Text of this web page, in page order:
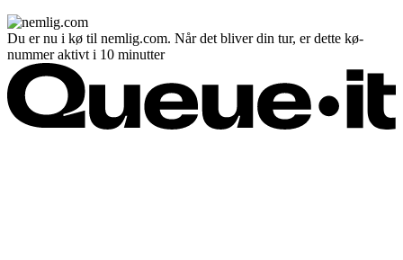
Du er nu i kø til nemlig.com. Når det bliver din tur, er dette kø-
nummer aktivt i 10 minutter